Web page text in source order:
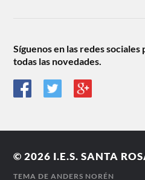
Síguenos en las redes
todas las novedades.
© 2026 I.E.S. SANTA
TEMA DEANDERS NORÉN